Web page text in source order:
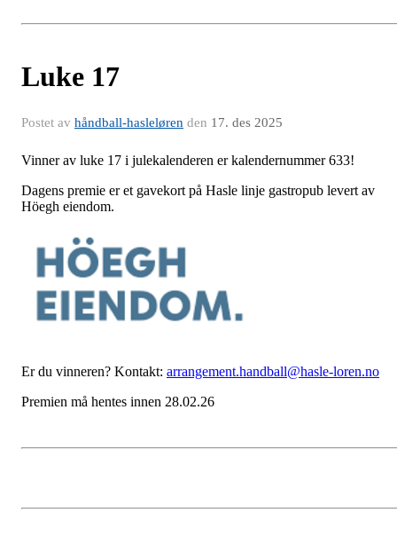
Luke 17
Postet av håndball-hasleløren den 17. des 2025
Vinner av luke 17 i julekalenderen er kalendernummer 633!
Dagens premie er et gavekort på Hasle linje gastropub levert av
Höegh eiendom.
Er du vinneren? Kontakt: arrangement.handball@hasle-loren.no
Premien må hentes innen 28.02.26